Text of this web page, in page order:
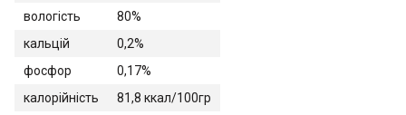
вологість
80%
кальцій
0,2%
фосфор
0,17%
калорійність
81,8 ккал/100гр